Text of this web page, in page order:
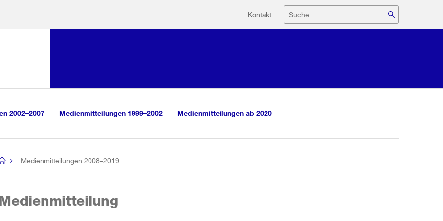
Hilfsnavigation
Kontakt Suche
2002–2007 Medienmitteilungen 1999–2002 Medienmitteilungen ab 2020
Medienmitteilungen 2008–2019